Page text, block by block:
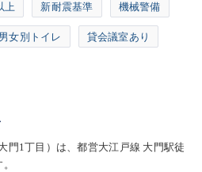
上 新耐震基準 機械警備
男女別トイレ 貸会議室あり
門1丁目）は、都営大江戸線 大門駅徒